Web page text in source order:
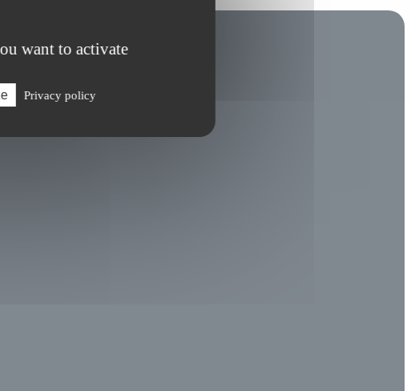
want to activate
Privacy policy